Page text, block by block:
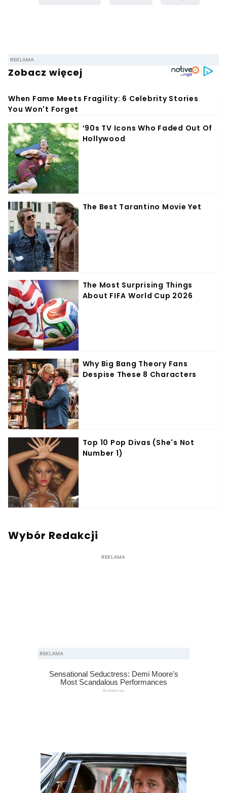
Wybór Redakcji